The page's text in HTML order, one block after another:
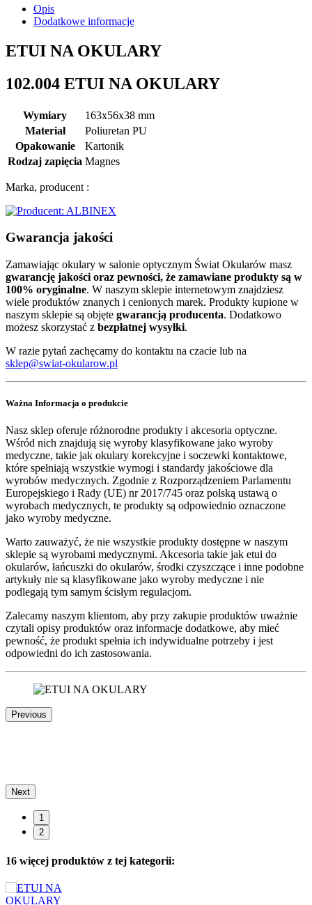
Opis
Dodatkowe informacje
ETUI NA OKULARY
102.004 ETUI NA OKULARY
Wymiary
163x56x38 mm
Materiał
Poliuretan PU
Opakowanie
Kartonik
Rodzaj zapięcia Magnes
Marka, producent :
Gwarancja jakości
Zamawiając okulary w salonie optycznym Świat Okularów masz
gwarancję jakości oraz pewności, że zamawiane produkty są w
100% oryginalne. W naszym sklepie internetowym znajdziesz
wiele produktów znanych i cenionych marek. Produkty kupione w
naszym sklepie są objęte gwarancją producenta. Dodatkowo
możesz skorzystać z bezpłatnej wysyłki.
W razie pytań zachęcamy do kontaktu na czacie lub na
sklep@swiat-okularow.pl
Ważna Informacja o produkcie
Nasz sklep oferuje różnorodne produkty i akcesoria optyczne.
Wśród nich znajdują się wyroby klasyfikowane jako wyroby
medyczne, takie jak okulary korekcyjne i soczewki kontaktowe,
które spełniają wszystkie wymogi i standardy jakościowe dla
wyrobów medycznych. Zgodnie z Rozporządzeniem Parlamentu
Europejskiego i Rady (UE) nr 2017/745 oraz polską ustawą o
wyrobach medycznych, te produkty są odpowiednio oznaczone
jako wyroby medyczne.
Warto zauważyć, że nie wszystkie produkty dostępne w naszym
sklepie są wyrobami medycznymi. Akcesoria takie jak etui do
okularów, łańcuszki do okularów, środki czyszczące i inne podobne
artykuły nie są klasyfikowane jako wyroby medyczne i nie
podlegają tym samym ścisłym regulacjom.
Zalecamy naszym klientom, aby przy zakupie produktów uważnie
czytali opisy produktów oraz informacje dodatkowe, aby mieć
pewność, że produkt spełnia ich indywidualne potrzeby i jest
odpowiedni do ich zastosowania.
Previous
Next
1
2
16 więcej produktów z tej kategorii: